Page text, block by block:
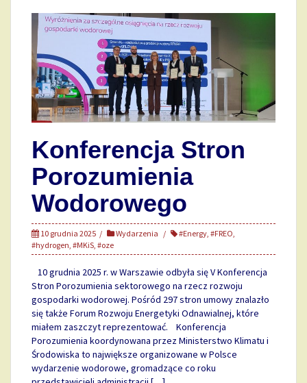
Konferencja Stron
Porozumienia
Wodorowego
10 grudnia 2025 Wydarzenia #Energy, #FREO,
#hydrogen, #MKiS, #oze
10 grudnia 2025 r. w Warszawie odbyła się V Konferencja
Stron Porozumienia sektorowego na rzecz rozwoju
gospodarki wodorowej. Pośród 297 stron umowy znalazło
się także Forum Rozwoju Energetyki Odnawialnej, które
miałem zaszczyt reprezentować. Konferencja
Porozumienia koordynowana przez Ministerstwo Klimatu i
Środowiska to największe organizowane w Polsce
wydarzenie wodorowe, gromadzące co roku